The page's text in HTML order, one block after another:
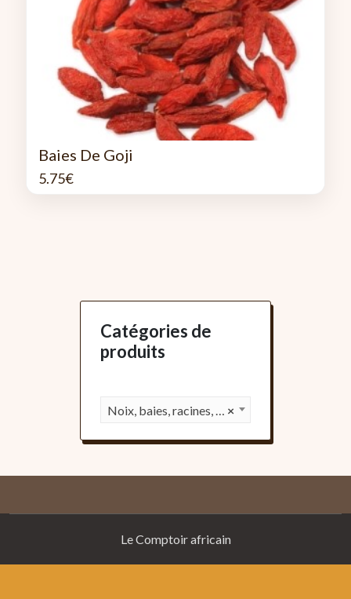
Baies De Goji
5.75€
Catégories de
produits
×
Noix, baies, racines, fruits (31)
Le Comptoir africain